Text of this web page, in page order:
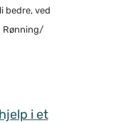
bedre, ved
Rønning/
i et